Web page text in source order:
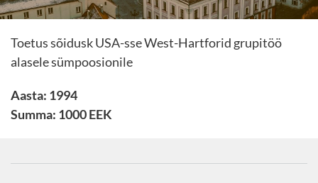
Toetus sõidusk USA-sse West-Hartforid grupitöö
alasele sümpoosionile
Aasta: 1994
Summa: 1000 EEK